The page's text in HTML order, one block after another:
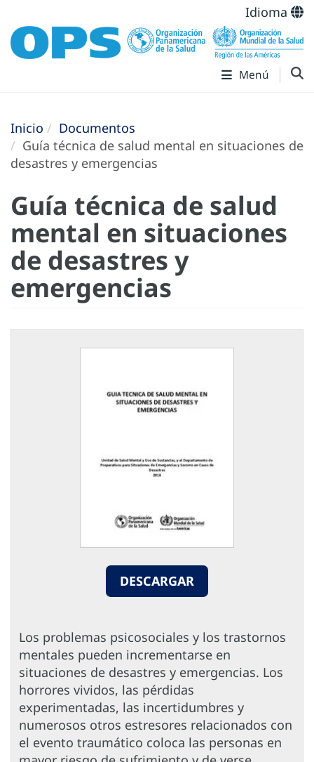
Idioma
Menú
Inicio
Documentos
Guía técnica de salud mental en situaciones de
desastres y emergencias
Guía técnica de salud
mental en situaciones
de desastres y
emergencias
DESCARGAR
Los problemas psicosociales y los trastornos
mentales pueden incrementarse en
situaciones de desastres y emergencias. Los
horrores vividos, las pérdidas
experimentadas, las incertidumbres y
numerosos otros estresores relacionados con
el evento traumático coloca las personas en